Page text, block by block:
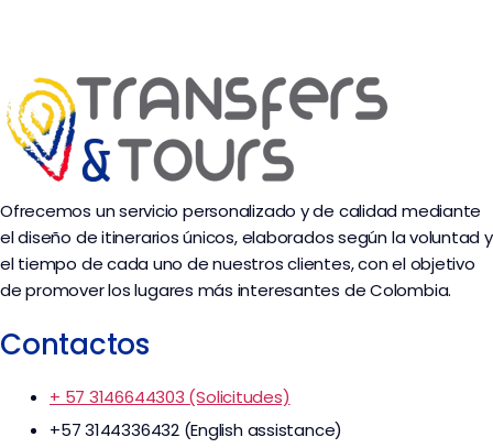
Ofrecemos un servicio personalizado y de calidad mediante
el diseño de itinerarios únicos, elaborados según la voluntad y
el tiempo de cada uno de nuestros clientes, con el objetivo
de promover los lugares más interesantes de Colombia.
Contactos
+ 57 3146644303 (Solicitudes)
+57 3144336432 (English assistance)